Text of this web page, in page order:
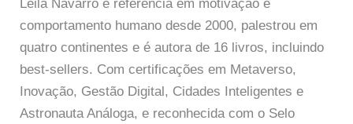
Leila Navarro é referência em motivação e
comportamento humano desde 2000, palestrou em
quatro continentes e é autora de 16 livros, incluindo
best-sellers. Com certificações em Metaverso,
Inovação, Gestão Digital, Cidades Inteligentes e
Astronauta Análoga, e reconhecida com o Selo